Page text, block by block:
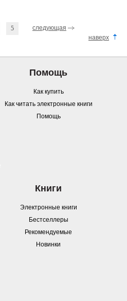
5
следующая
наверх
Помощь
Как купить
Как читать электронные книги
Помощь
Книги
Электронные книги
Бестселлеры
Рекомендуемые
Новинки